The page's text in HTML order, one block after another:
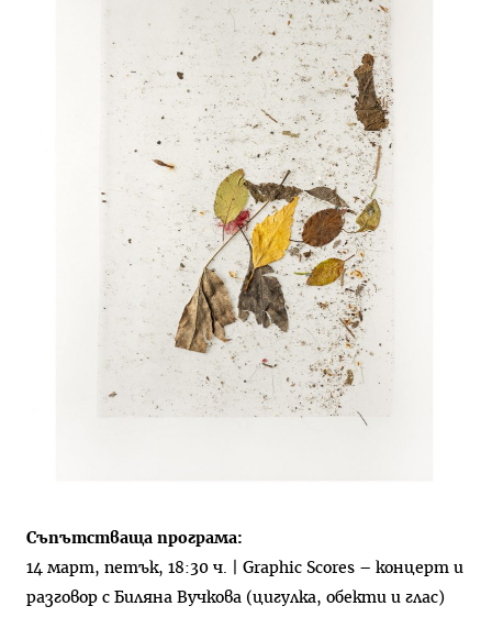
Съпътстваща програма:
14 март, петък, 18:30 ч. | Graphic Scores – концерт и
разговор с Биляна Вучкова (цигулка, обекти и глас)